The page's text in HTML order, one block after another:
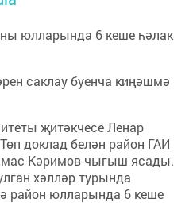
юлларында 6 кеше һәлак
саклау буенча киңәшмә
җитәкчесе Ленар
доклад белән район ГАИ
Кәримов чыгыш ясады.
хәлләр турында
район юлларында 6 кеше